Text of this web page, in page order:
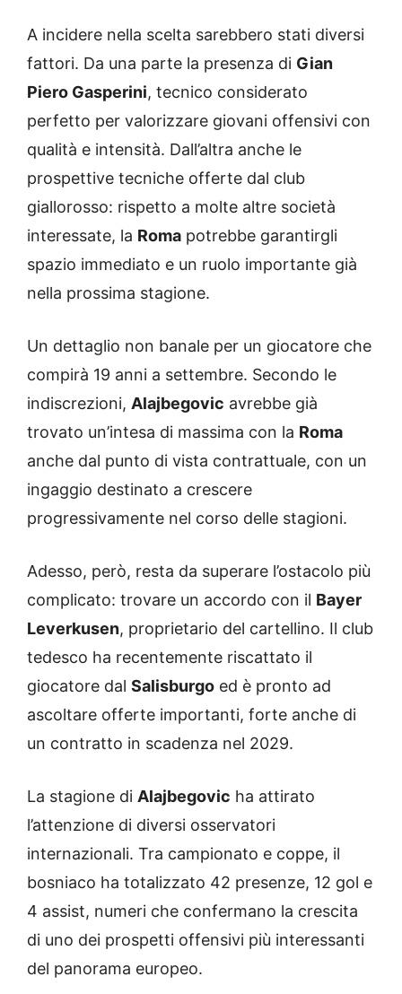
A incidere nella scelta sarebbero stati diversi
fattori. Da una parte la presenza di Gian
Piero Gasperini, tecnico considerato
perfetto per valorizzare giovani offensivi con
qualità e intensità. Dall’altra anche le
prospettive tecniche offerte dal club
giallorosso: rispetto a molte altre società
interessate, la Roma potrebbe garantirgli
spazio immediato e un ruolo importante già
nella prossima stagione.
Un dettaglio non banale per un giocatore che
compirà 19 anni a settembre. Secondo le
indiscrezioni, Alajbegovic avrebbe già
trovato un’intesa di massima con la Roma
anche dal punto di vista contrattuale, con un
ingaggio destinato a crescere
progressivamente nel corso delle stagioni.
Adesso, però, resta da superare l’ostacolo più
complicato: trovare un accordo con il Bayer
Leverkusen, proprietario del cartellino. Il club
tedesco ha recentemente riscattato il
giocatore dal Salisburgo ed è pronto ad
ascoltare offerte importanti, forte anche di
un contratto in scadenza nel 2029.
La stagione di Alajbegovic ha attirato
l’attenzione di diversi osservatori
internazionali. Tra campionato e coppe, il
bosniaco ha totalizzato 42 presenze, 12 gol e
4 assist, numeri che confermano la crescita
di uno dei prospetti offensivi più interessanti
del panorama europeo.